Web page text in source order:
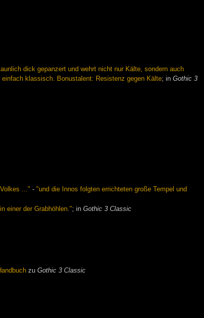
dick gepanzert und wehrt nicht nur Kälte, sondern auch
klassisch. Bonustalent: Resistenz gegen Kälte; inGothic 3
..." -"und die Innos folgten errichteten große Tempel und
einer der Grabhöhlen."; inGothic 3 Classic
zuGothic 3 Classic